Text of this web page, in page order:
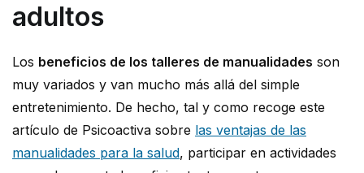
adultos
Los beneficios de los talleres de manualidades son
muy variados y van mucho más allá del simple
entretenimiento. De hecho, tal y como recoge este
artículo de Psicoactiva sobre las ventajas de las
manualidades para la salud, participar en actividades